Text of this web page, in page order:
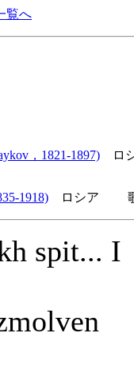
覧へ
，1821-1897) ロ
1918) ロシア 歌
spit... I